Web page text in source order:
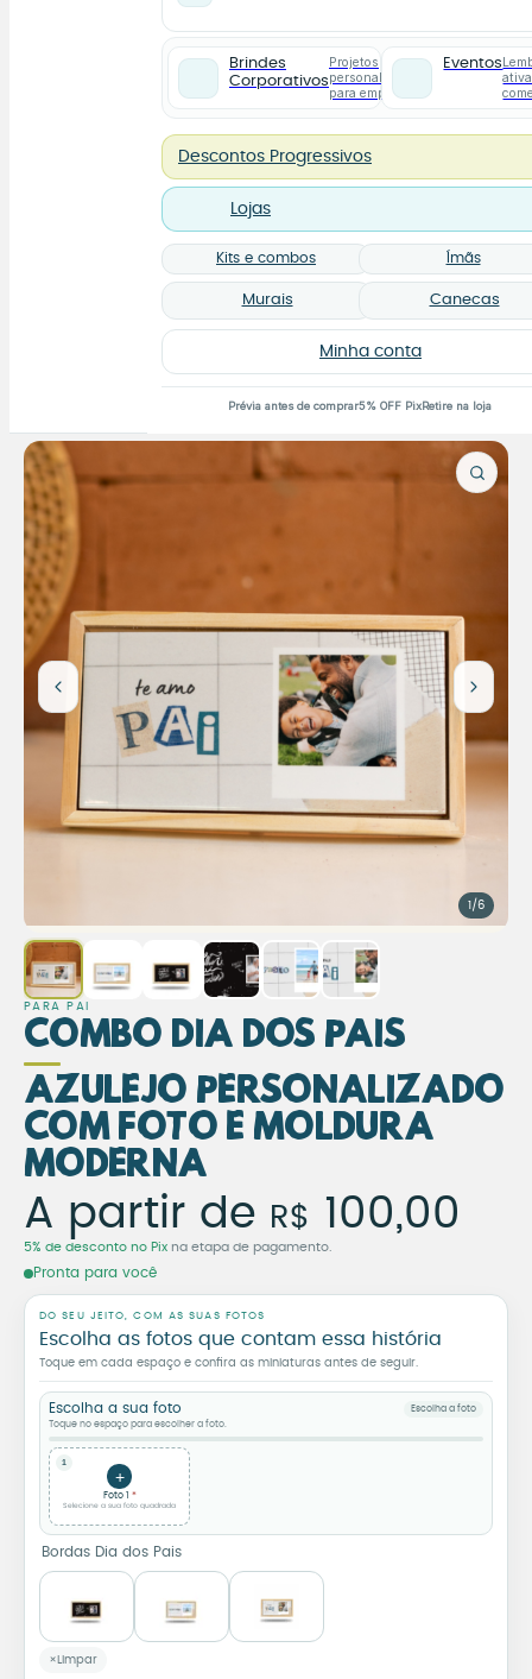
Brindes
Corporativos
Projetos
personalizados
para empresas
Eventos
Descontos Progressivos
Lojas
Kits e combos Ímãs
Murais Canecas
Minha conta
Prévia antes de comprar5% OFF PixRetire na loja
1/6
PARA PAI
Combo Dia dos Pais
Azulejo Personalizado
com Foto e Moldura
Moderna
Combo Dia dos Pais –
A partir de R$ 100,00
5% de desconto no Pix na etapa de pagamento.
Pronta para você
DO SEU JEITO, COM AS SUAS FOTOS
Escolha as fotos que contam essa história
Toque em cada espaço e confira as miniaturas antes de seguir.
Escolha a sua foto
Toque no espaço para escolher a foto.
Escolha a foto
1
+
Foto 1
Selecione a sua foto quadrada
Bordas Dia dos Pais
Limpar